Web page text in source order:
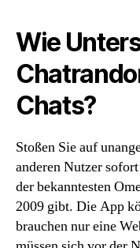
Wie
Chats?
Stoßen Sie auf
anderen Nutzer
der bekanntesten
2009 gibt. Die App
brauchen nur eine